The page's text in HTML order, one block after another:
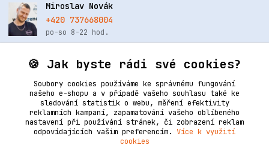
Miroslav Novák
+420 737668004
po-so 8-22 hod.
info@renovacekuze.cz
🍪 Jak byste rádi své cookies?
Soubory cookies používáme ke správnému fungování
našeho e-shopu a v případě vašeho souhlasu také ke
sledování statistik o webu, měření efektivity
reklamních kampaní, zapamatování vašeho oblíbeného
nastavení při používání stránek, či zobrazení reklam
odpovídajících vašim preferencím. Více k využití
cookies